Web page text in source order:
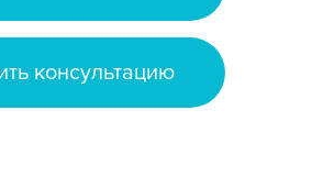
консультацию